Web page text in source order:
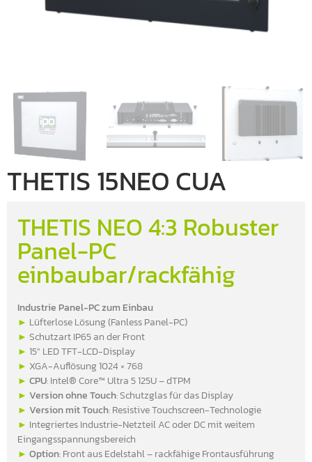
THETIS 15NEO CUA
THETIS NEO 4:3 Robuster
Panel-PC
einbaubar/rackfähig
Industrie Panel-PC zum Einbau
► Lüfterlose Lösung (Fanless Panel-PC)
► Schutzart IP65 an der Front
► 15″ LED TFT-LCD-Display
► XGA-Auflösung 1024 × 768
► CPU: Intel® Core™ Ultra 5 125U – dTPM
► Version ohne Touch: Schutzglas für das Display
► Version mit Touch: Resistive Touchscreen-Technologie
► Integriertes Industrie-Netzteil AC oder DC mit weitem
Eingangsspannungsbereich
► Option: Front aus Edelstahl – rackfähige Frontausführung